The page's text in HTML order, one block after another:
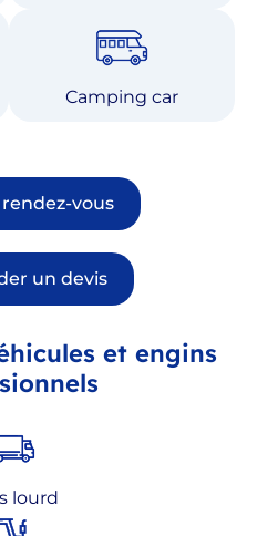
Camping car
vous
un devis
et engins
lourd